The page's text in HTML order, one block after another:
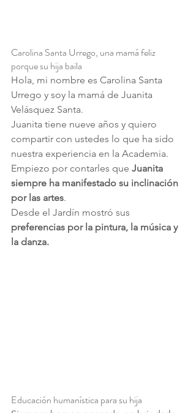
Carolina Santa Urrego, una mamá feliz
porque su hija baila
Hola, mi nombre es Carolina Santa
Urrego y soy la mamá de Juanita
Velásquez Santa.
Juanita tiene nueve años y quiero
compartir con ustedes lo que ha sido
nuestra experiencia en la Academia.
Empiezo por contarles que Juanita
siempre ha manifestado su inclinación
por las artes.
Desde el Jardín mostró sus
preferencias por la pintura, la música y
la danza.
Educación humanística para su hija